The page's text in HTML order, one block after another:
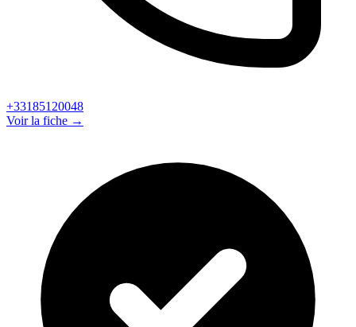
+33185120048
Voir la fiche →